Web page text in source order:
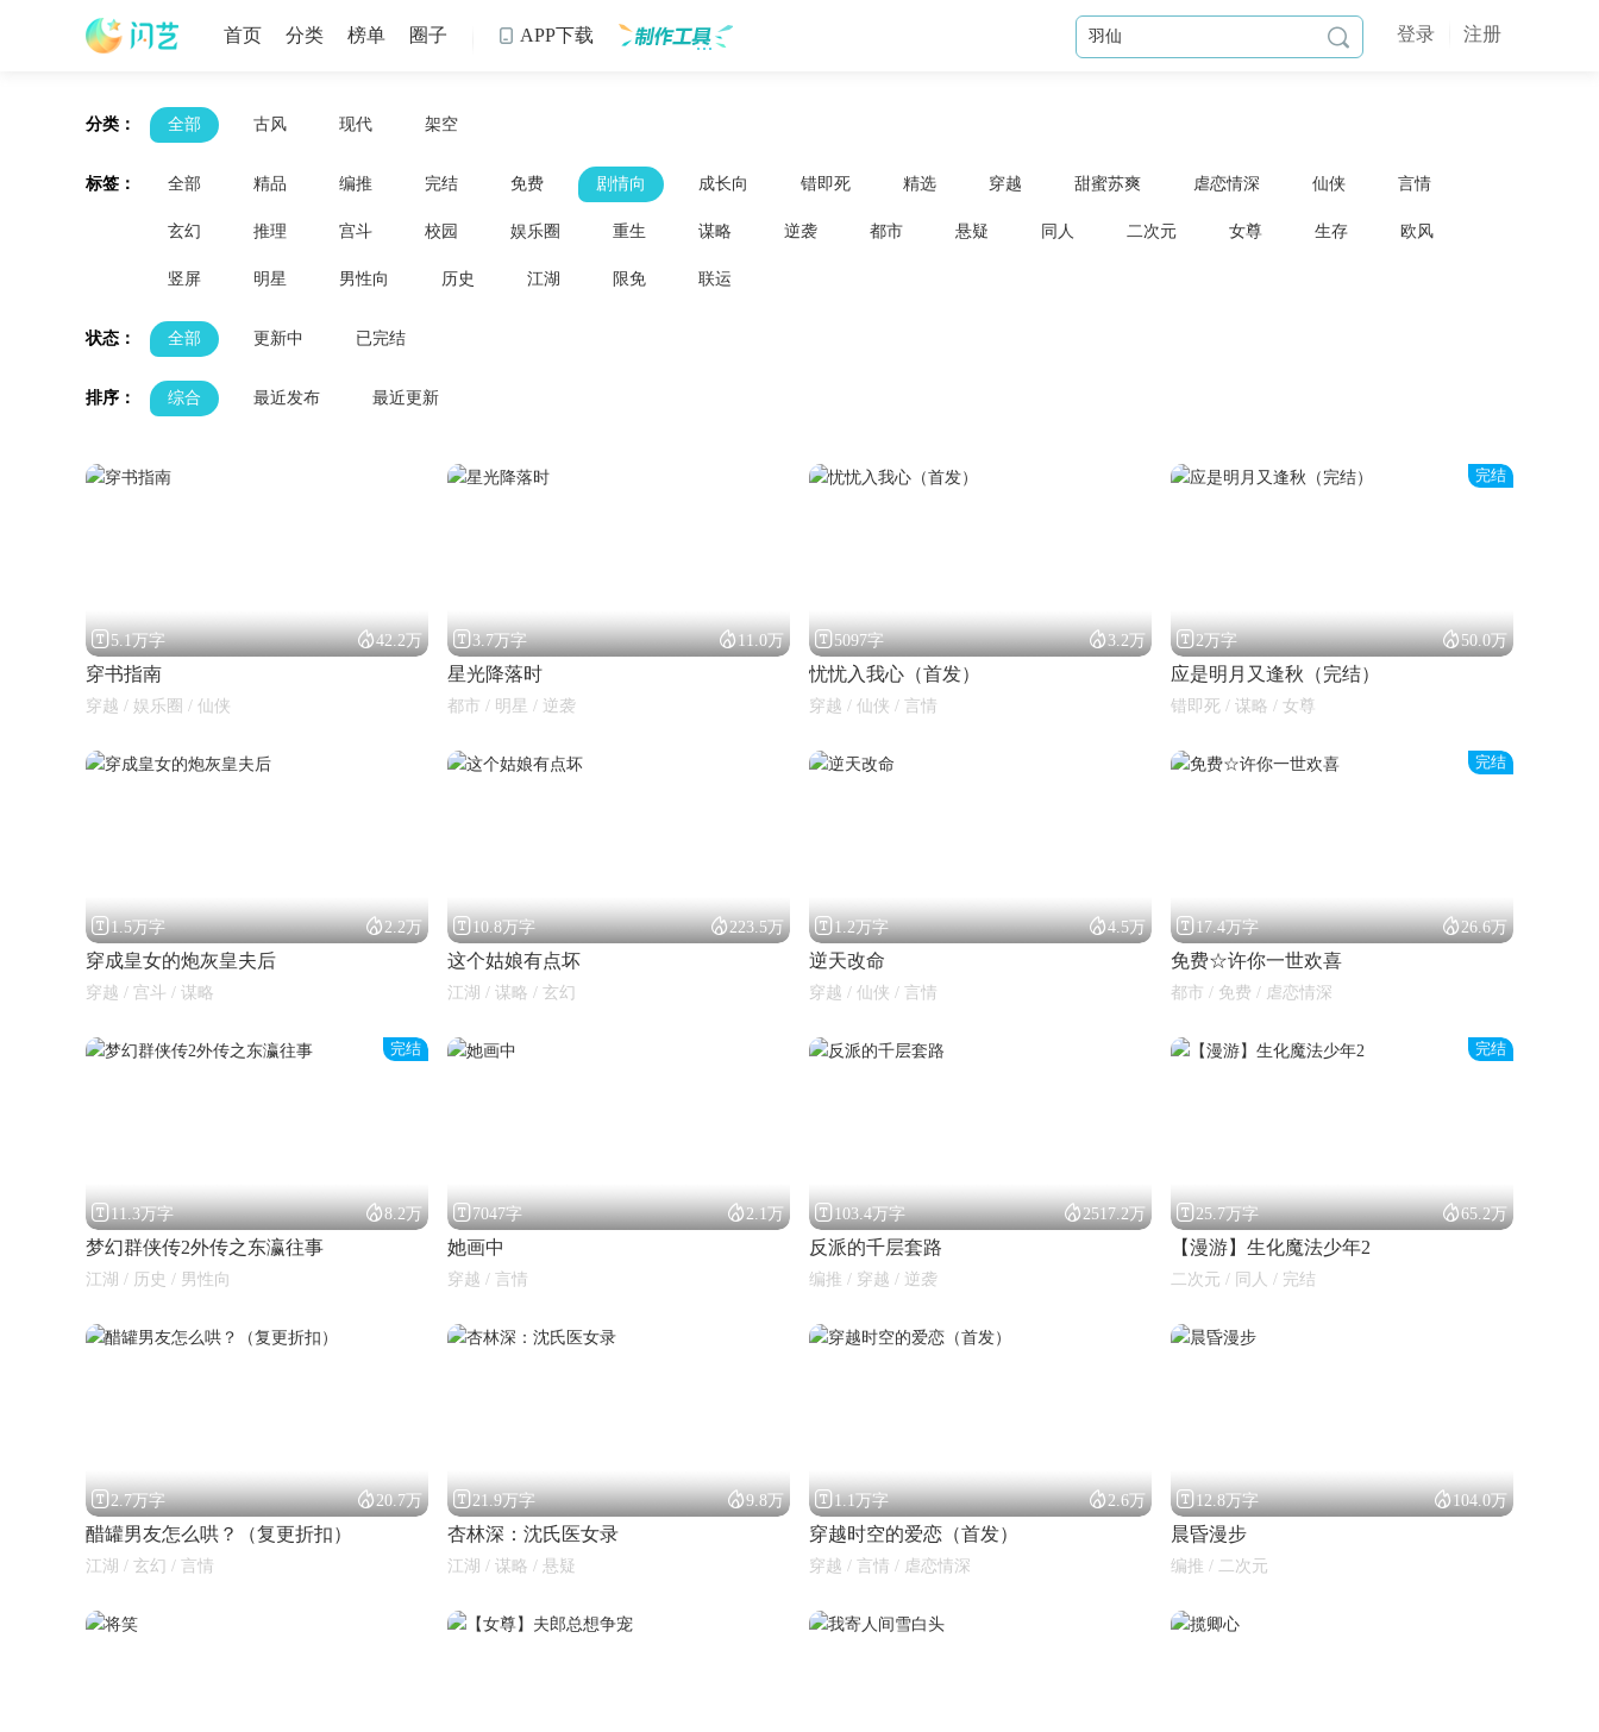
首页 分类 榜单 圈子  APP下载 登录 注册

分类： 全部 古风 现代 架空
标签： 全部 精品 编推 完结 免费 剧情向 成长向 错即死 精选 穿越 甜蜜苏爽 虐恋情深 仙侠 言情
玄幻 推理 宫斗 校园 娱乐圈 重生 谋略 逆袭 都市 悬疑 同人 二次元 女尊 生存 欧风
竖屏 明星 男性向 历史 江湖 限免 联运
状态： 全部 更新中 已完结
排序： 综合 最近发布 最近更新
5.1万字 42.2万
穿书指南
穿越 / 娱乐圈 / 仙侠
3.7万字 11.0万
星光降落时
都市 / 明星 / 逆袭
5097字 3.2万
忧忧入我心（首发）
穿越 / 仙侠 / 言情
完结
2万字 50.0万
应是明月又逢秋（完结）
错即死 / 谋略 / 女尊
1.5万字 2.2万
穿成皇女的炮灰皇夫后
穿越 / 宫斗 / 谋略
10.8万字 223.5万
这个姑娘有点坏
江湖 / 谋略 / 玄幻
1.2万字 4.5万
逆天改命
穿越 / 仙侠 / 言情
完结
17.4万字 26.6万
免费☆许你一世欢喜
都市 / 免费 / 虐恋情深
完结
11.3万字 8.2万
梦幻群侠传2外传之东瀛往事
江湖 / 历史 / 男性向
7047字 2.1万
她画中
穿越 / 言情
103.4万字 2517.2万
反派的千层套路
编推 / 穿越 / 逆袭
完结
25.7万字 65.2万
【漫游】生化魔法少年2
二次元 / 同人 / 完结
2.7万字 20.7万
醋罐男友怎么哄？（复更折扣）
江湖 / 玄幻 / 言情
21.9万字 9.8万
杏林深：沈氏医女录
江湖 / 谋略 / 悬疑
1.1万字 2.6万
穿越时空的爱恋（首发）
穿越 / 言情 / 虐恋情深
12.8万字 104.0万
晨昏漫步
编推 / 二次元